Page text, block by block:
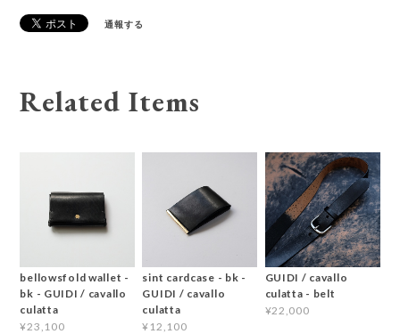
通報する
Related Items
bellowsfold wallet -
bk - GUIDI / cavallo
culatta
¥23,100
sint cardcase - bk -
GUIDI / cavallo
culatta
¥12,100
GUIDI / cavallo
culatta - belt
¥22,000